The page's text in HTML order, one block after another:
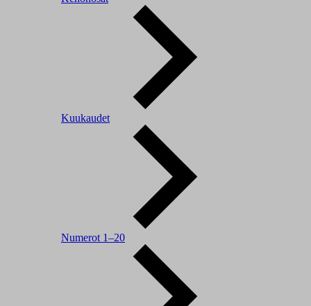
Kuukaudet
Numerot 1–20